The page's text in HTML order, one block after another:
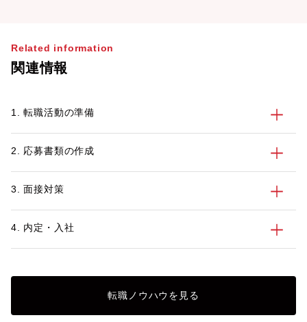
Related information
関連情報
1. 転職活動の準備
2. 応募書類の作成
3. 面接対策
4. 内定・入社
転職ノウハウを見る